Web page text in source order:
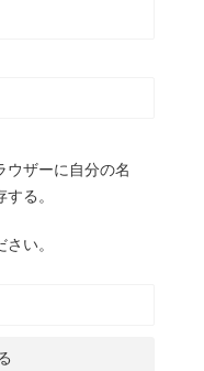
ウザーに自分の名
る。
い。